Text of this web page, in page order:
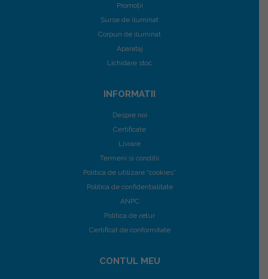
Promoții
Surse de iluminat
Corpuri de iluminat
Aparataj
Lichidare stoc
INFORMATII
Despre noi
Certificate
Livrare
Termeni si conditii
Politica de utilizare “cookies”
Politica de confidentialitate
ANPC
Politica de retur
Certificat de conformitate
CONTUL MEU